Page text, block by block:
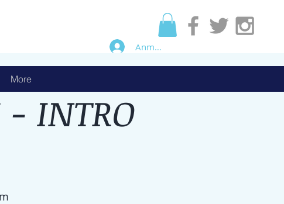
Anmelden
- INTRO
More